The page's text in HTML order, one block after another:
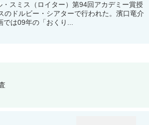
スミス（ロイター）第94回アカデミー賞授
ドルビー・シアターで行われた。濱口竜介
では09年の「おくり...